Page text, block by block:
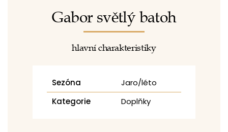
Gabor světlý batoh
hlavní charakteristiky
Sezóna
Jaro/léto
Kategorie
Doplňky